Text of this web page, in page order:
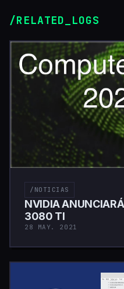
/RELATED_LOGS
/NOTICIAS
NVIDIA
3080 TI
28 MAY. 2021